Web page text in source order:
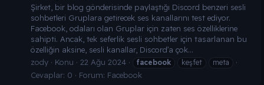
Şirket, bir blog gönderisinde paylaştığı Discord benzeri sesli
sohbetleri Gruplara getirecek ses kanallarını test ediyor.
Facebook, odaları olan Gruplar için zaten ses özelliklerine
sahipti. Ancak, tek seferlik sesli sohbetler için tasarlanan bu
özelliğin aksine, sesli kanallar, Discord’a çok...
zody
Konu 22 Ağu 2024 facebook keşfet meta
Cevaplar: 0 Forum: Facebook